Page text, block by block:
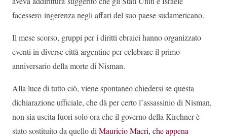
facessero ingerenza negli affari del suo paese sudamericano.
Il mese scorso, gruppi per i diritti ebraici hanno organizzato
eventi in diverse città argentine per celebrare il primo
anniversario della morte di Nisman.
Alla luce di tutto ciò, viene spontaneo chiedersi se questa
dichiarazione ufficiale, che dà per certo l’assassinio di Nisman,
non sia uscita fuori solo ora che il governo della Kirchner è
stato sostituito da quello diMauricio Macri, che appena